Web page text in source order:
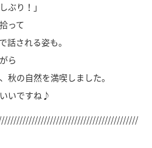
ぶり！」
って
話される姿も。
ら
秋の自然を満喫しました。
いですね♪